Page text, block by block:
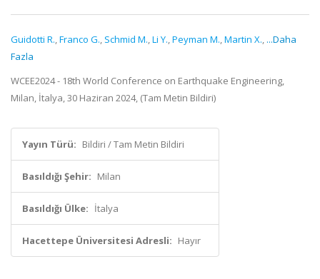
Guidotti R.,Franco G., Schmid M.,Li Y.,Peyman M.,Martin X., ...Daha
Fazla
WCEE2024 - 18th World Conference on Earthquake Engineering,
Milan, İtalya, 30 Haziran 2024, (Tam Metin Bildiri)
Yayın Türü: Bildiri / Tam Metin Bildiri
Basıldığı Şehir: Milan
Basıldığı Ülke: İtalya
Hacettepe Üniversitesi Adresli: Hayır